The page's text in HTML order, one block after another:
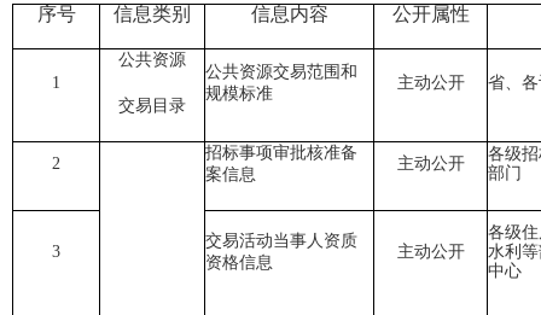
序号 信息类别 信息内容 公开属性
1
公共资源
交易目录
公共资源交易范围和
规模标准
主动公开 省、
2
招标事项审批核准备
案信息
主动公开
各级
部门
3
交易活动当事人资质
资格信息
主动公开
各级
水利
中心